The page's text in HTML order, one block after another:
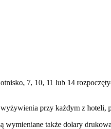
7, 10, 11 lub 14
przy każdym z hoteli,
także dolary